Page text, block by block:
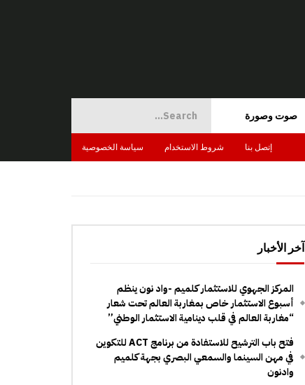
صوت وصورة
إتصل بنا شروط الاستخدام سياسة الخصوصية
آخر الأخبار
المركز الجهوي للاستثمار كلميم -واد نون ينظم
أسبوع الاستثمار خاص بمغاربة العالم تحت شعار
“مغاربة العالم في قلب دينامية الاستثمار الوطني”
فتح باب الترشيح للاستفادة من برنامج ACT للتكوين
في مهن السينما والسمعي البصري بجهة كلميم
وادنون